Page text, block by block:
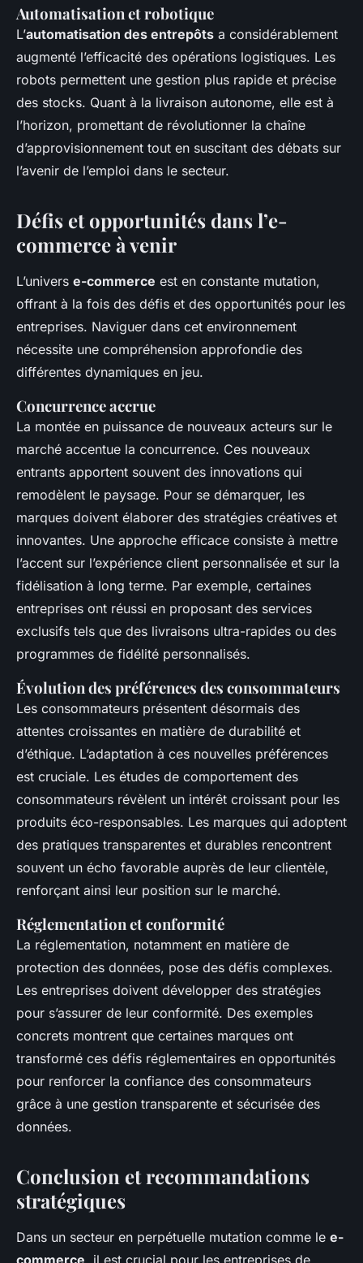
Automatisation et robotique
L’automatisation des entrepôts a considérablement
augmenté l’efficacité des opérations logistiques. Les
robots permettent une gestion plus rapide et précise
des stocks. Quant à la livraison autonome, elle est à
l’horizon, promettant de révolutionner la chaîne
d’approvisionnement tout en suscitant des débats sur
l’avenir de l’emploi dans le secteur.
Défis et opportunités dans l’e-
commerce à venir
L’univers e-commerce est en constante mutation,
offrant à la fois des défis et des opportunités pour les
entreprises. Naviguer dans cet environnement
nécessite une compréhension approfondie des
différentes dynamiques en jeu.
Concurrence accrue
La montée en puissance de nouveaux acteurs sur le
marché accentue la concurrence. Ces nouveaux
entrants apportent souvent des innovations qui
remodèlent le paysage. Pour se démarquer, les
marques doivent élaborer des stratégies créatives et
innovantes. Une approche efficace consiste à mettre
l’accent sur l’expérience client personnalisée et sur la
fidélisation à long terme. Par exemple, certaines
entreprises ont réussi en proposant des services
exclusifs tels que des livraisons ultra-rapides ou des
programmes de fidélité personnalisés.
Évolution des préférences des consommateurs
Les consommateurs présentent désormais des
attentes croissantes en matière de durabilité et
d’éthique. L’adaptation à ces nouvelles préférences
est cruciale. Les études de comportement des
consommateurs révèlent un intérêt croissant pour les
produits éco-responsables. Les marques qui adoptent
des pratiques transparentes et durables rencontrent
souvent un écho favorable auprès de leur clientèle,
renforçant ainsi leur position sur le marché.
Réglementation et conformité
La réglementation, notamment en matière de
protection des données, pose des défis complexes.
Les entreprises doivent développer des stratégies
pour s’assurer de leur conformité. Des exemples
concrets montrent que certaines marques ont
transformé ces défis réglementaires en opportunités
pour renforcer la confiance des consommateurs
grâce à une gestion transparente et sécurisée des
données.
Conclusion et recommandations
stratégiques
Dans un secteur en perpétuelle mutation comme le e-